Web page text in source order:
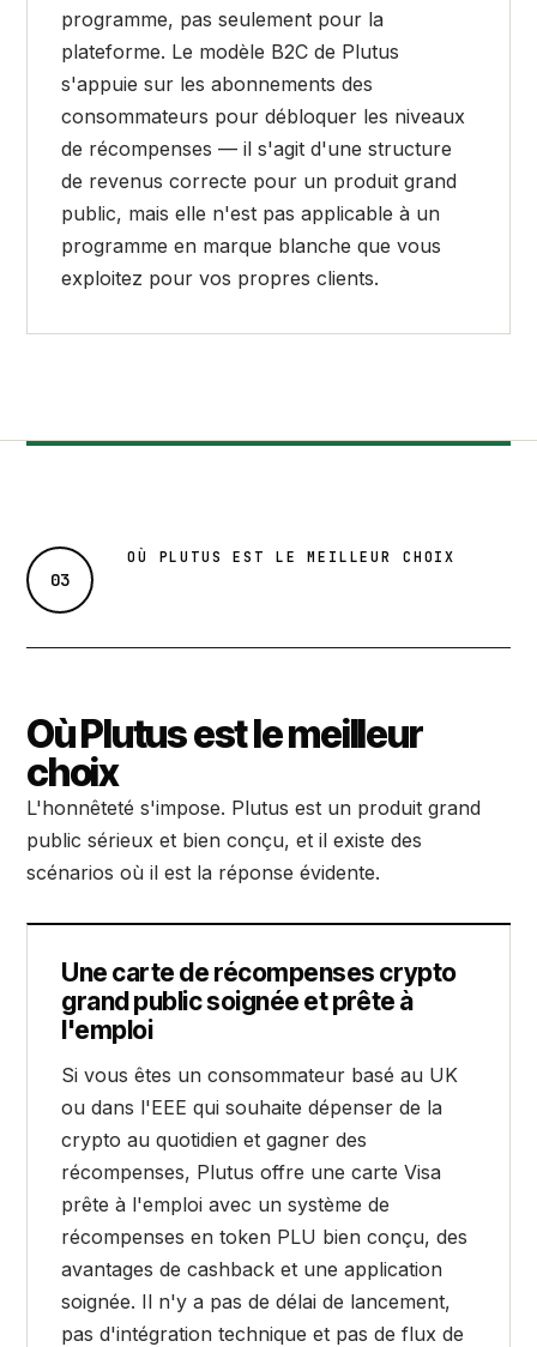
programme, pas seulement pour la
plateforme. Le modèle B2C de Plutus
s'appuie sur les abonnements des
consommateurs pour débloquer les niveaux
de récompenses — il s'agit d'une structure
de revenus correcte pour un produit grand
public, mais elle n'est pas applicable à un
programme en marque blanche que vous
exploitez pour vos propres clients.
03
OÙ PLUTUS EST LE MEILLEUR CHOIX
Où Plutus est le meilleur
choix
L'honnêteté s'impose. Plutus est un produit grand
public sérieux et bien conçu, et il existe des
scénarios où il est la réponse évidente.
Une carte de récompenses crypto
grand public soignée et prête à
l'emploi
Si vous êtes un consommateur basé au UK
ou dans l'EEE qui souhaite dépenser de la
crypto au quotidien et gagner des
récompenses, Plutus offre une carte Visa
prête à l'emploi avec un système de
récompenses en token PLU bien conçu, des
avantages de cashback et une application
soignée. Il n'y a pas de délai de lancement,
pas d'intégration technique et pas de flux de